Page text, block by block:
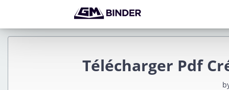
Télécharger Pdf